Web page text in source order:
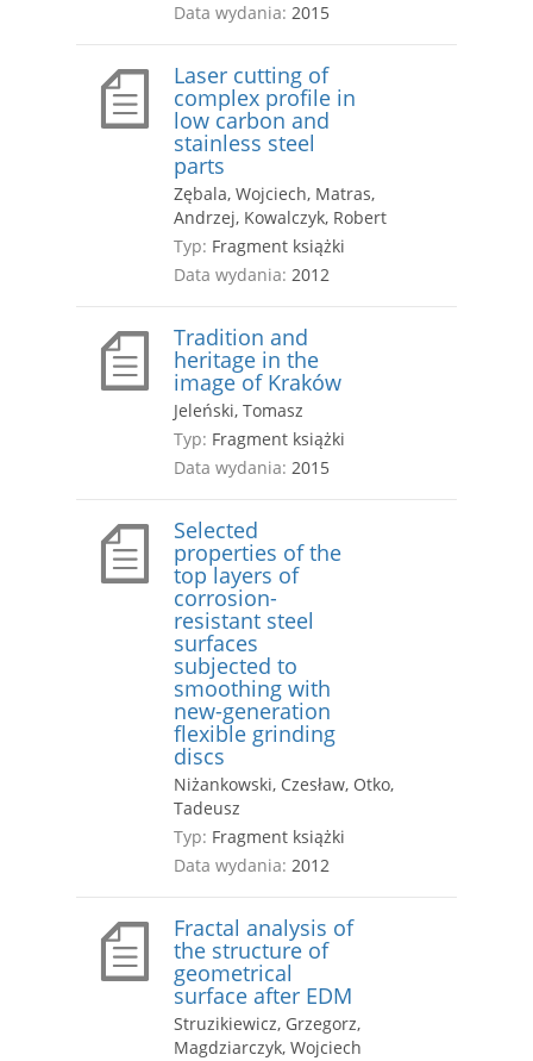
Data wydania: 2015
Laser cutting of
complex profile in
low carbon and
stainless steel
parts
Zębala, Wojciech, Matras,
Andrzej, Kowalczyk, Robert
Typ: Fragment książki
Data wydania: 2012
Tradition and
heritage in the
image of Kraków
Jeleński, Tomasz
Typ: Fragment książki
Data wydania: 2015
Selected
properties of the
top layers of
corrosion-
resistant steel
surfaces
subjected to
smoothing with
new-generation
flexible grinding
discs
Niżankowski, Czesław, Otko,
Tadeusz
Typ: Fragment książki
Data wydania: 2012
Fractal analysis of
the structure of
geometrical
surface after EDM
Struzikiewicz, Grzegorz,
Magdziarczyk, Wojciech